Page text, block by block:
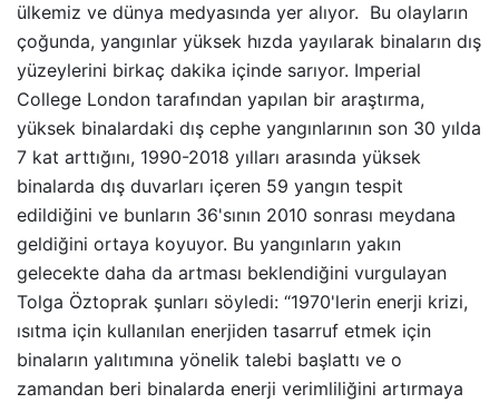
ülkemiz ve dünya medyasında yer alıyor. Bu olayların
çoğunda, yangınlar yüksek hızda yayılarak binaların dış
yüzeylerini birkaç dakika içinde sarıyor. Imperial
College London tarafından yapılan bir araştırma,
yüksek binalardaki dış cephe yangınlarının son 30 yılda
7 kat arttığını, 1990-2018 yılları arasında yüksek
binalarda dış duvarları içeren 59 yangın tespit
edildiğini ve bunların 36'sının 2010 sonrası meydana
geldiğini ortaya koyuyor. Bu yangınların yakın
gelecekte daha da artması beklendiğini vurgulayan
Tolga Öztoprak şunları söyledi: “1970'lerin enerji krizi,
ısıtma için kullanılan enerjiden tasarruf etmek için
binaların yalıtımına yönelik talebi başlattı ve o
zamandan beri binalarda enerji verimliliğini artırmaya